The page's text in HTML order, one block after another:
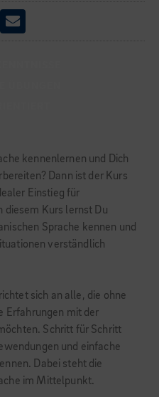
kennenlernen und Dich
Dann ist der Kurs
Einstieg für
diesem Kurs lernst Du
Sprache kennen und
verständlich
sich an alle, die ohne
Erfahrungen mit der
Schritt für Schritt
und einfache
Dabei steht die
im Mittelpunkt.